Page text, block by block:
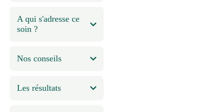
A qui s'adresse ce
soin ?
Nos conseils
Les résultats